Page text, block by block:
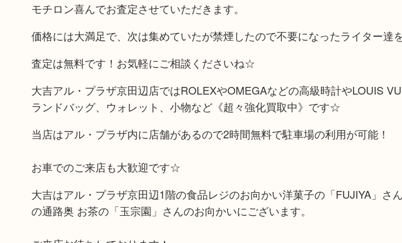
モチロン喜んでお査定させていただきます。
価格には大満足で、次は集めていたが禁煙したので不要になったライター達
査定は無料です！お気軽にご相談くださいね☆
大吉アル・プラザ京田辺店ではROLEXやOMEGAなどの高級時計やLOUIS
ランドバッグ、ウォレット、小物など《超々強化買取中》です☆
当店はアル・プラザ内に店舗があるので2時間無料で駐車場の利用が可能！
お車でのご来店も大歓迎です☆
大吉はアル・プラザ京田辺1階の食品レジのお向かい洋菓子の「FUJIYA」さ
の通路奥 お茶の「玉宗園」さんのお向かいにございます。